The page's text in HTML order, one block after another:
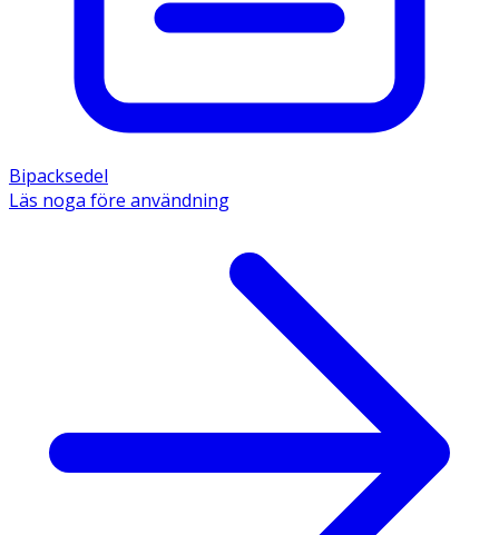
Bipacksedel
Läs noga före användning